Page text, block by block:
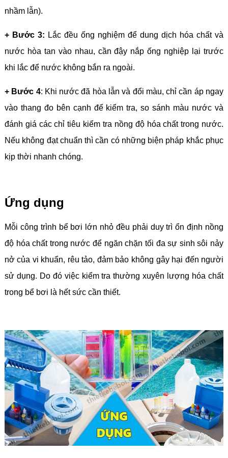
nhầm lẫn).
+ Bước 3: Lắc đều ống nghiệm để dung dịch hóa chất và
nước hòa tan vào nhau, cần đậy nắp ống nghiệp lại trước
khi lắc để nước không bắn ra ngoài.
+ Bước 4: Khi nước đã hòa lẫn và đổi màu, chỉ cần áp ngay
vào thang đo bên cạnh để kiểm tra, so sánh màu nước và
đánh giá các chỉ tiêu kiểm tra nồng độ hóa chất trong nước.
Nếu không đạt chuẩn thì cần có những biện pháp khắc phục
kịp thời nhanh chóng.
Ứng dụng
Mỗi công trình bể bơi lớn nhỏ đều phải duy trì ổn định nồng
độ hóa chất trong nước để ngăn chặn tối đa sự sinh sôi nảy
nở của vi khuẩn, rêu tảo, đảm bảo không gây hại đến người
sử dụng. Do đó việc kiểm tra thường xuyên lượng hóa chất
trong bể bơi là hết sức cần thiết.